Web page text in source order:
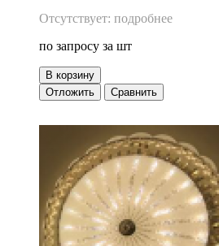
Отсутствует: подробнее
по запросу за шт
В корзину
Отложить
Сравнить